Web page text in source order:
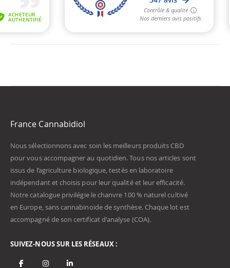
France Cannabidiol
Nous sélectionnons avec soin les meilleurs produits CBD
pour vous accompagner au quotidien. Tous nos articles sont
issus de l’agriculture biologique, testés en laboratoire
indépendant et choisis pour leur qualité et leur efficacité.
Notre catalogue privilégie le chanvre 100 % naturel cultivé
en Europe, sans cannabinoïde de synthèse. Chaque lot est
accompagné de son certificat d'analyse (COA).
SUIVEZ-NOUS SUR LES RÉSEAUX :